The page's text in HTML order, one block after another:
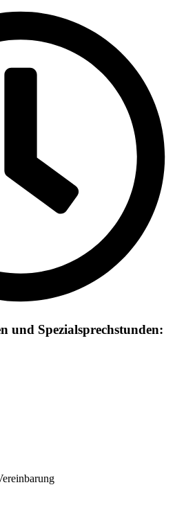
und Spezialsprechstunden: